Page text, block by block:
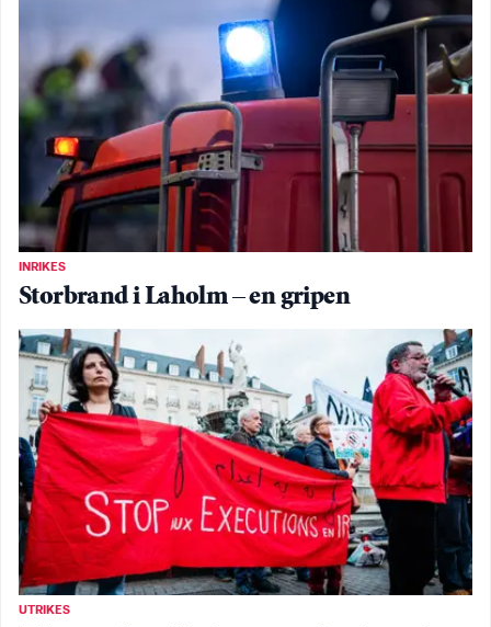
INRIKES
Storbrand i Laholm – en gripen
UTRIKES